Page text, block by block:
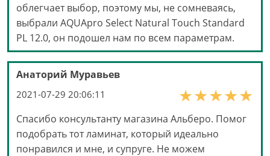
облегчает выбор, поэтому мы, не сомневаясь,
выбрали AQUApro Select Natural Touch Standard
PL 12.0, он подошел нам по всем параметрам.
Анаторий Муравьев
2021-07-29 20:06:11
Спасибо консультанту магазина Альберо. Помог
подобрать тот ламинат, который идеально
понравился и мне, и супруге. Не можем